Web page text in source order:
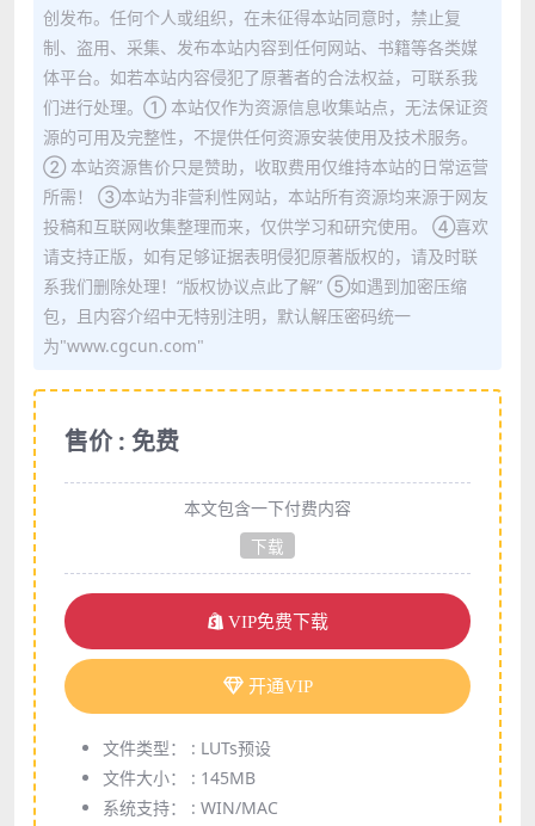
创发布。任何个人或组织，在未征得本站同意时，禁止复
制、盗用、采集、发布本站内容到任何网站、书籍等各类媒
体平台。如若本站内容侵犯了原著者的合法权益，可联系我
们进行处理。① 本站仅作为资源信息收集站点，无法保证资
源的可用及完整性，不提供任何资源安装使用及技术服务。
② 本站资源售价只是赞助，收取费用仅维持本站的日常运营
所需！ ③本站为非营利性网站，本站所有资源均来源于网友
投稿和互联网收集整理而来，仅供学习和研究使用。 ④喜欢
请支持正版，如有足够证据表明侵犯原著版权的，请及时联
系我们删除处理！“版权协议点此了解” ⑤如遇到加密压缩
包，且内容介绍中无特别注明，默认解压密码统一
为"www.cgcun.com"
售价 : 免费
本文包含一下付费内容
下载
VIP免费下载
开通VIP
文件类型： : LUTs预设
文件大小： : 145MB
系统支持： : WIN/MAC